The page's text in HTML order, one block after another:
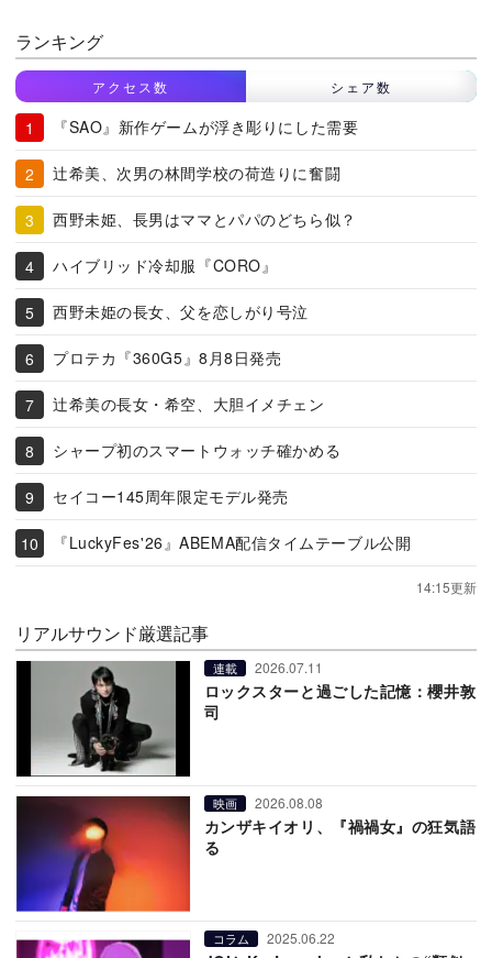
ランキング
アクセス数 シェア数
『SAO』新作ゲームが浮き彫りにした需要
辻希美、次男の林間学校の荷造りに奮闘
西野未姫、長男はママとパパのどちら似？
ハイブリッド冷却服『CORO』
西野未姫の長女、父を恋しがり号泣
プロテカ『360G5』8月8日発売
辻希美の長女・希空、大胆イメチェン
シャープ初のスマートウォッチ確かめる
セイコー145周年限定モデル発売
『LuckyFes'26』ABEMA配信タイムテーブル公開
14:15更新
リアルサウンド厳選記事
連載 2026.07.11
ロックスターと過ごした記憶：櫻井敦
司
映画 2026.08.08
カンザキイオリ、『禍禍女』の狂気語
る
コラム 2025.06.22